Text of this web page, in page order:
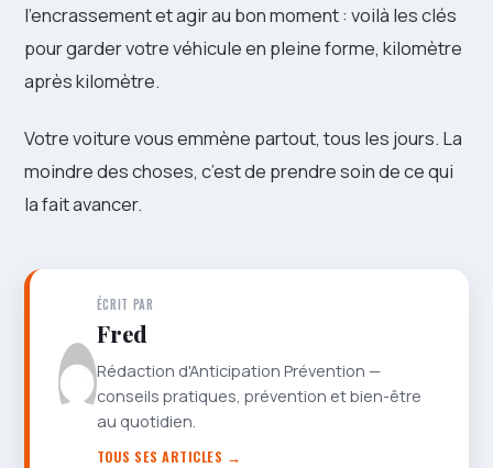
l’encrassement et agir au bon moment : voilà les clés
pour garder votre véhicule en pleine forme, kilomètre
après kilomètre.
Votre voiture vous emmène partout, tous les jours. La
moindre des choses, c’est de prendre soin de ce qui
la fait avancer.
ÉCRIT PAR
Fred
Rédaction d'Anticipation Prévention —
conseils pratiques, prévention et bien-être
au quotidien.
TOUS SES ARTICLES →